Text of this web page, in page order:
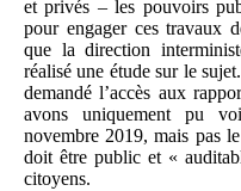
et privés – les pouvoirs
pour engager ces travaux
que la direction
réalisé une étude sur le
demandé l’accès aux
avons uniquement pu
novembre 2019, mais pas
doit être public et «
citoyens.